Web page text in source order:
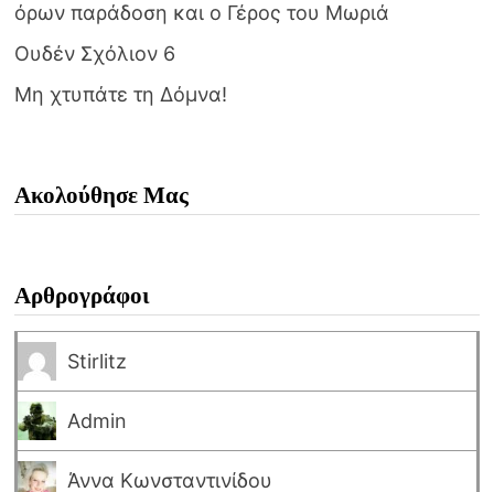
όρων παράδοση και ο Γέρος του Μωριά
Ουδέν Σχόλιον 6
Μη χτυπάτε τη Δόμνα!
Ακολούθησε Μας
Αρθρογράφοι
Stirlitz
Admin
Άννα Κωνσταντινίδου